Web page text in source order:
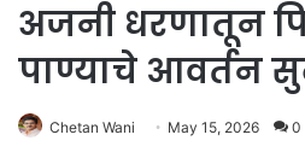
अजनी धरणातून
पाण्याचे आवर्तन
Chetan Wani May 15, 2026 0